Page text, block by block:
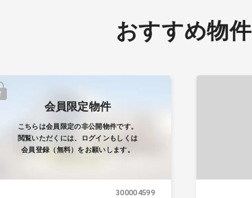
おすすめ物件
会員限定物件
こちらは会員限定の非公開物件です。
閲覧いただくには、ログインもしくは
会員登録（無料）をお願いします。
300004599